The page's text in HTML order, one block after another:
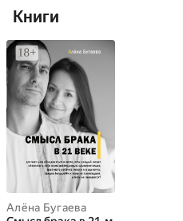
Книги
Алёна Бугаева